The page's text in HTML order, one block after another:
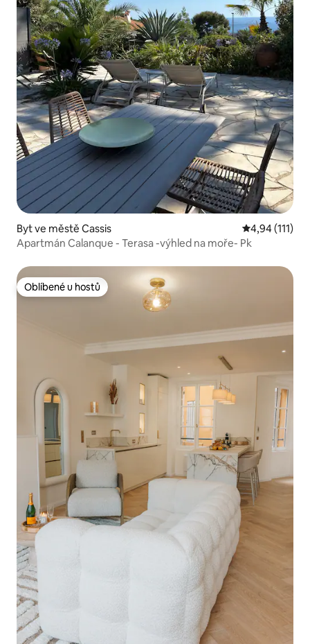
Byt ve městě Cassis Průměrné
4,94 (111)
Apartmán Calanque - Terasa -výhled na moře- Pk
Oblíbené u hostů
Oblíbené u hostů